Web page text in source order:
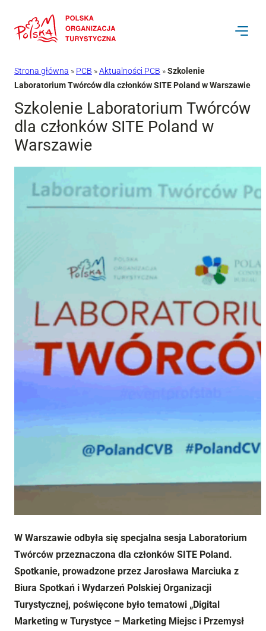
do
Strona główna » PCB »Aktualności PCB »Szkolenie
Laboratorium Twórców dla członków SITE Poland w Warszawie
Szkolenie Laboratorium Twórców
dla członków SITE Poland w
Warszawie
W Warszawie odbyła się specjalna sesja Laboratorium
Twórców przeznaczona dla członków SITE Poland.
Spotkanie, prowadzone przez Jarosława Marciuka z
Biura Spotkań i Wydarzeń Polskiej Organizacji
Turystycznej, poświęcone było tematowi „Digital
Marketing w Turystyce – Marketing Miejsc i Przemysł